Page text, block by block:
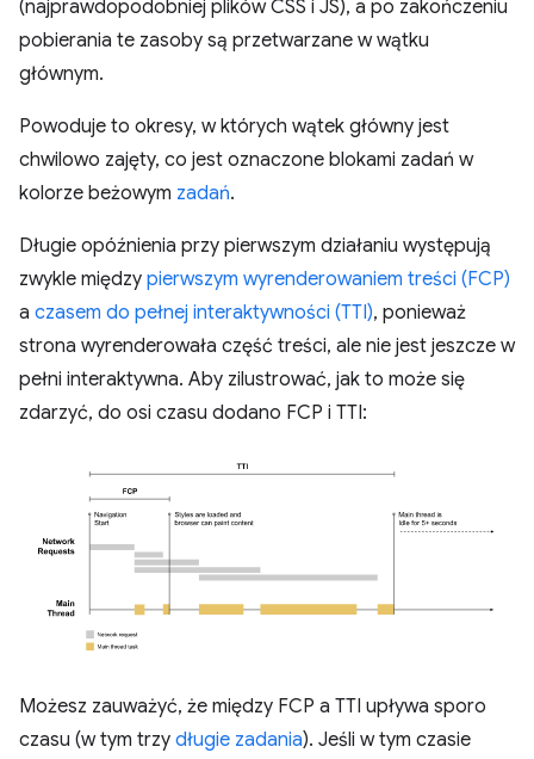
(najprawdopodobniej plików CSS i JS), a po zakończeniu
pobierania te zasoby są przetwarzane w wątku
głównym.
Powoduje to okresy, w których wątek główny jest
chwilowo zajęty, co jest oznaczone blokami zadań w
kolorze beżowym zadań.
Długie opóźnienia przy pierwszym działaniu występują
zwykle między pierwszym wyrenderowaniem treści (FCP)
a czasem do pełnej interaktywności (TTI), ponieważ
strona wyrenderowała część treści, ale nie jest jeszcze w
pełni interaktywna. Aby zilustrować, jak to może się
zdarzyć, do osi czasu dodano FCP i TTI:
Możesz zauważyć, że między FCP a TTI upływa sporo
czasu (w tym trzy długie zadania). Jeśli w tym czasie